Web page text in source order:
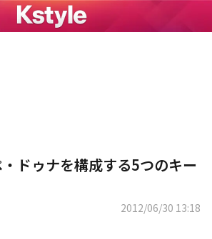
・ドゥナを構成する5つのキー
2012/06/30 13:18